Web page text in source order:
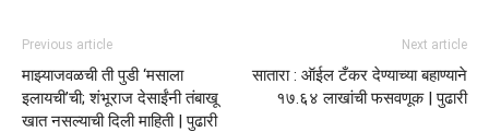
Previous article
माझ्याजवळची ती पुडी ‘मसाला
इलायची’ची; शंभूराज देसाईंनी तंबाखू
खात नसल्याची दिली माहिती | पुढारी
Next article
सातारा : ऑईल टँकर देण्याच्या बहाण्याने
१७.६४ लाखांची फसवणूक | पुढारी